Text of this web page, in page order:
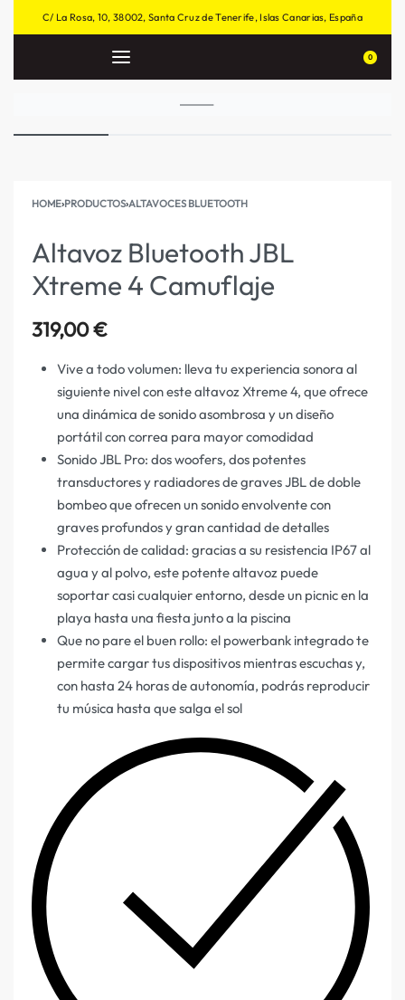
C/ La Rosa, 10, 38002, Santa Cruz de Tenerife, Islas Canarias, España
0
HOME›PRODUCTOS›ALTAVOCES BLUETOOTH
Altavoz Bluetooth JBL
Xtreme 4 Camuflaje
319,00€
Vive a todo volumen: lleva tu experiencia sonora al
siguiente nivel con este altavoz Xtreme 4, que ofrece
una dinámica de sonido asombrosa y un diseño
portátil con correa para mayor comodidad
Sonido JBL Pro: dos woofers, dos potentes
transductores y radiadores de graves JBL de doble
bombeo que ofrecen un sonido envolvente con
graves profundos y gran cantidad de detalles
Protección de calidad: gracias a su resistencia IP67 al
agua y al polvo, este potente altavoz puede
soportar casi cualquier entorno, desde un picnic en la
playa hasta una fiesta junto a la piscina
Que no pare el buen rollo: el powerbank integrado te
permite cargar tus dispositivos mientras escuchas y,
con hasta 24 horas de autonomía, podrás reproducir
tu música hasta que salga el sol